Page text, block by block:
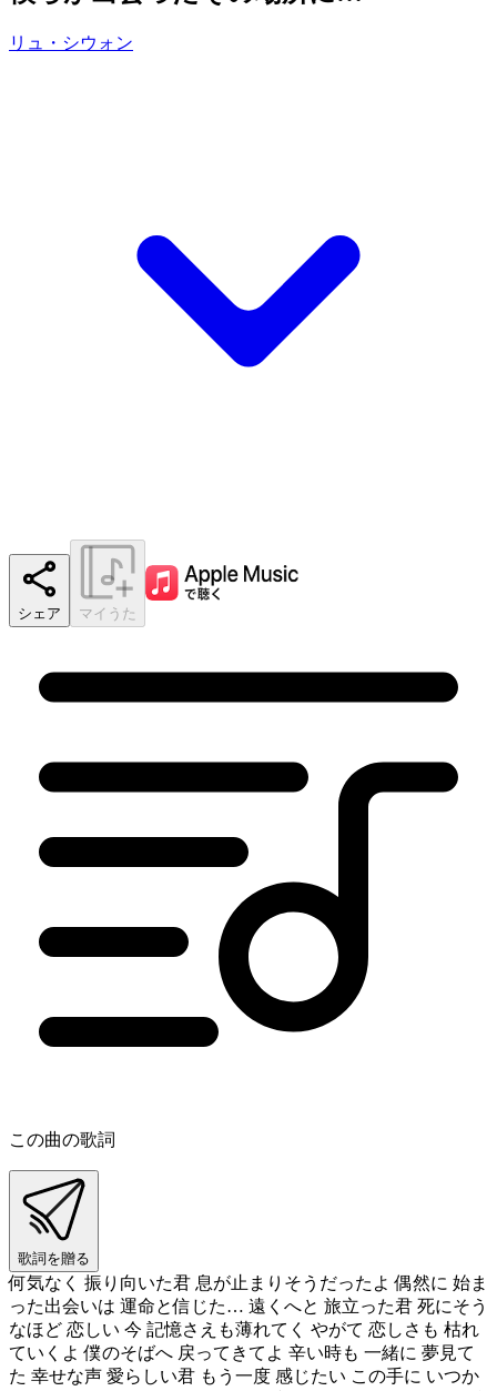
リュ・シウォン
シェア マイうた
この曲の歌詞
歌詞を贈る
何気なく 振り向いた君 息が止まりそうだったよ 偶然に 始ま
った出会いは 運命と信じた… 遠くへと 旅立った君 死にそう
なほど 恋しい 今 記憶さえも薄れてく やがて 恋しさも 枯れ
ていくよ 僕のそばへ 戻ってきてよ 辛い時も 一緒に 夢見て
た 幸せな声 愛らしい君 もう一度 感じたい この手に いつか